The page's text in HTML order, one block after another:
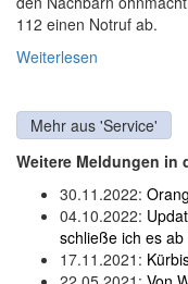
112 einen Notruf ab.
Weiterlesen
Mehr aus 'Service'
Weitere Meldungen in
30.11.2022:
04.10.2022:
schließe ich es ab
17.11.2021: